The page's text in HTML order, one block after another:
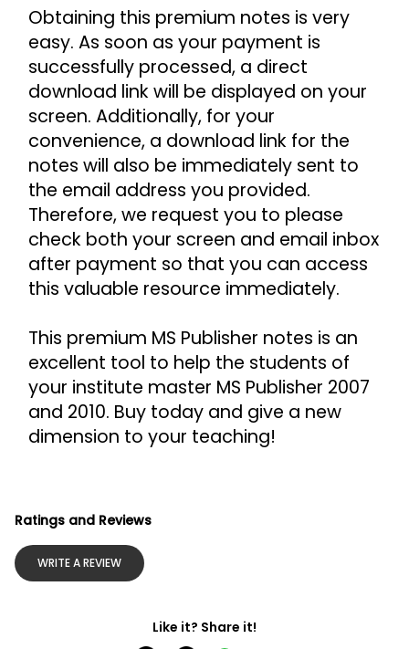
Obtaining this premium notes is very
easy. As soon as your payment is
successfully processed, a direct
download link will be displayed on your
screen. Additionally, for your
convenience, a download link for the
notes will also be immediately sent to
the email address you provided.
Therefore, we request you to please
check both your screen and email inbox
after payment so that you can access
this valuable resource immediately.
This premium MS Publisher notes is an
excellent tool to help the students of
your institute master MS Publisher 2007
and 2010. Buy today and give a new
dimension to your teaching!
Ratings and Reviews
WRITE A REVIEW
Like it? Share it!